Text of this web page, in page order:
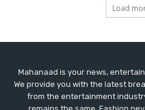
Mahanaad is your news,
We provide you with the latest
from the entertainment